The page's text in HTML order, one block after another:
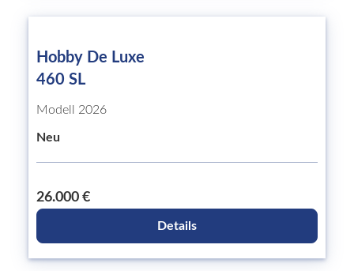
Hobby De Luxe
460 SL
Modell 2026
Neu
26.000 €
Details